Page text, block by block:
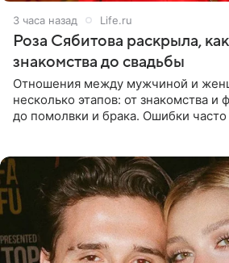
3 часа назад Life.ru
Роза Сябитова раскрыла,
знакомства до свадьбы
Отношения между мужчиной и
несколько этапов: от знакомства
до помолвки и брака. Ошибки часто